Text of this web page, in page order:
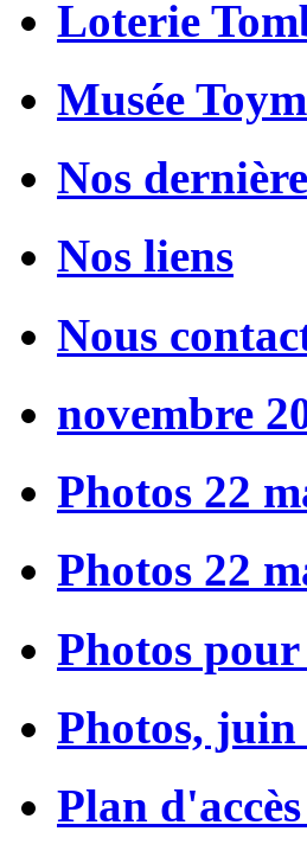
Loterie
Musée
Nos
Nos liens
Nous
novembre
Photos 22
Photos 22
Photos pour
Photos, juin
Plan